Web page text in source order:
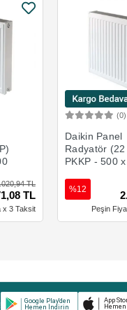
TL
TL
x 3 Taksit
(0)
Daikin Panel
Radyatör
PKKP - 500
%12
Peşin